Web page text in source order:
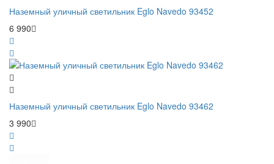
Наземный уличный светильник Eglo Navedo 93452
6 990
Наземный уличный светильник Eglo Navedo 93462
3 990